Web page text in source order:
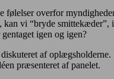
overfor
vi “bryde
igen og igen?
af
præsenteret af panelet.